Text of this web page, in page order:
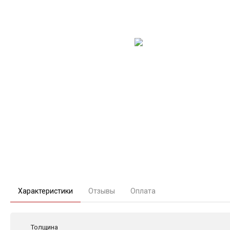
Характеристики Отзывы Оплата
Толщина